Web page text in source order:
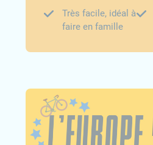
Très facile, idéal à
faire en famille